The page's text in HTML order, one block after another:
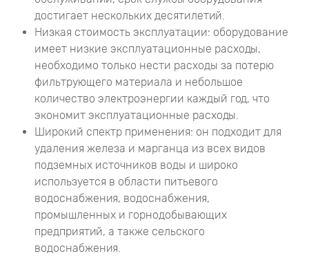
достигает нескольких десятилетий.
Низкая стоимость эксплуатации: оборудование
имеет низкие эксплуатационные расходы,
необходимо только нести расходы за потерю
фильтрующего материала и небольшое
количество электроэнергии каждый год, что
экономит эксплуатационные расходы.
Широкий спектр применения: он подходит для
удаления железа и марганца из всех видов
подземных источников воды и широко
используется в области питьевого
водоснабжения, водоснабжения,
промышленных и горнодобывающих
предприятий, а также сельского
водоснабжения.